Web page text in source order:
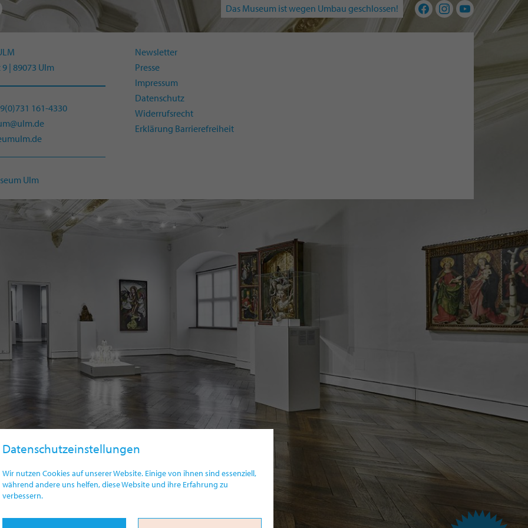
Datenschutzeinstellungen
Wir nutzen Cookies auf unserer Website. Einige von ihnen sind essenziell,
während andere uns helfen, diese Website und ihre Erfahrung zu
verbessern.
Das Museum ist wegen Umbau geschlossen!
| 89073 Ulm
161-4330
Newsletter
Presse
Impressum
Datenschutz
Widerrufsrecht
Erklärung Barrierefreiheit
Ulm